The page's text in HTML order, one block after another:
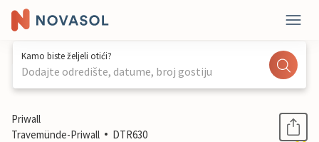
Kamo biste željeli otići?
Dodajte odredište, datume, broj gostiju
1 / 27
Priwall
Travemünde-Priwall
DTR630